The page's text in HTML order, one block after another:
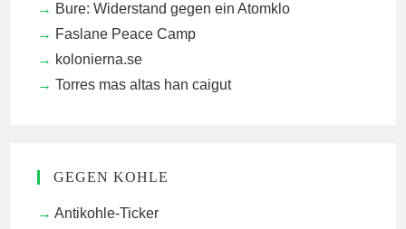
Bure: Widerstand gegen ein Atomklo
Faslane Peace Camp
kolonierna.se
Torres mas altas han caigut
GEGEN KOHLE
Antikohle-Ticker